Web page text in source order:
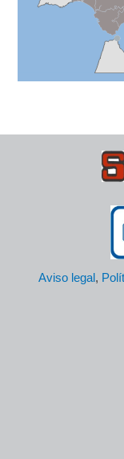
Aviso legal,